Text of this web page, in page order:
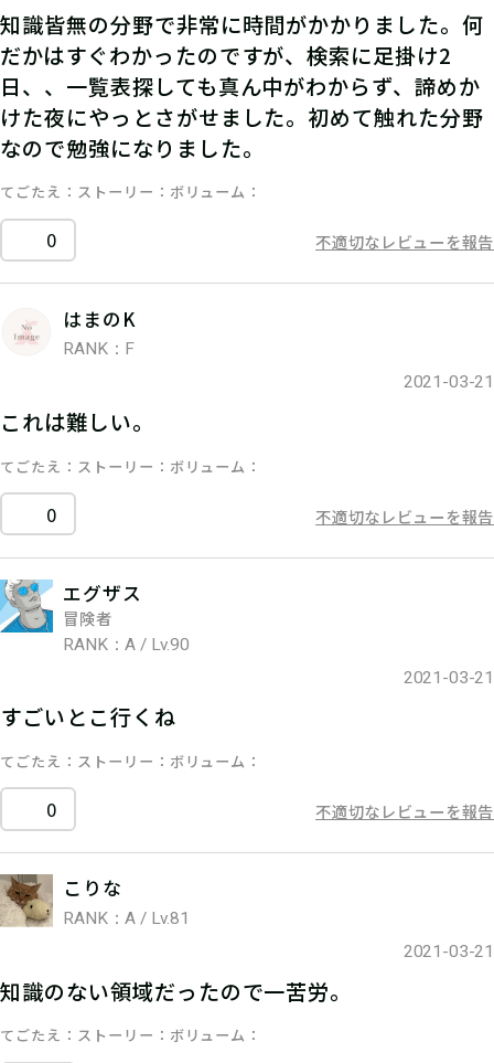
知識皆無の分野で非常に時間がかかりました。何
だかはすぐわかったのですが、検索に足掛け2
日、、一覧表探しても真ん中がわからず、諦めか
けた夜にやっとさがせました。初めて触れた分野
なので勉強になりました。
てごたえ ストーリー ボリューム
0 不適切なレビューを報告
はまのK
RANK：F
2021-03-21
これは難しい。
てごたえ ストーリー ボリューム
0 不適切なレビューを報告
エグザス
冒険者
RANK：A / Lv.90
2021-03-21
すごいとこ行くね
てごたえ ストーリー ボリューム
0 不適切なレビューを報告
こりな
RANK：A / Lv.81
2021-03-21
知識のない領域だったので一苦労。
てごたえ ストーリー ボリューム